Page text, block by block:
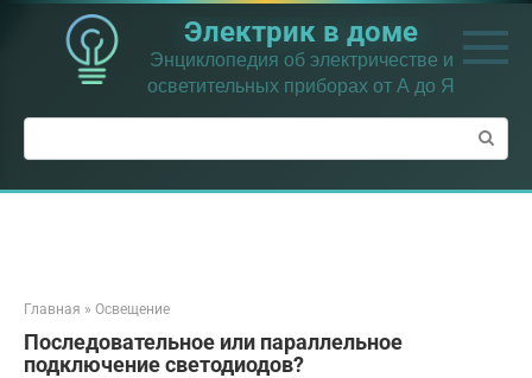
Перейти
контенту
Электрик в доме
Энциклопедия об электричестве и
осветительных приборах от А до Я
Поиск:
Главная » Освещение
Последовательное или параллельное
подключение светодиодов?